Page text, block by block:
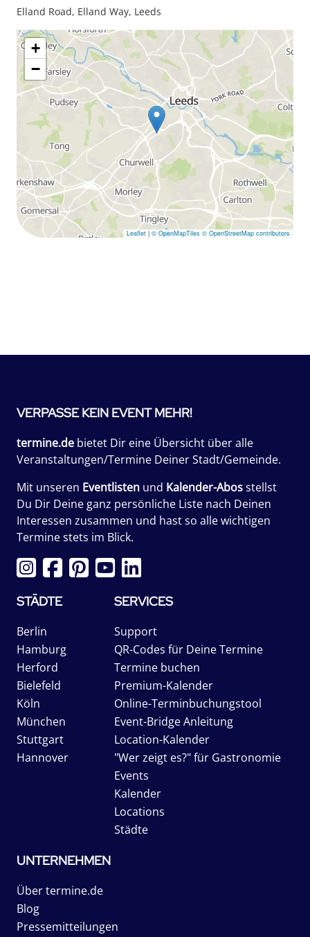
Elland Road, Elland Way, Leeds
+
−
Leaflet | © OpenMapTiles © OpenStreetMap contributors
VERPASSE KEIN EVENT MEHR!
termine.de bietet Dir eine Übersicht über alle
Veranstaltungen/Termine Deiner Stadt/Gemeinde.
Mit unseren Eventlisten und Kalender-Abosstellst
Du Dir Deine ganz persönliche Liste nach Deinen
Interessen zusammen und hast so alle wichtigen
Termine stets im Blick.
STÄDTE
Berlin
Hamburg
Herford
Bielefeld
Köln
München
Stuttgart
Hannover
SERVICES
Support
QR-Codes für Deine Termine
Termine buchen
Premium-Kalender
Online-Terminbuchungstool
Event-Bridge Anleitung
Location-Kalender
"Wer zeigt es?" für Gastronomie
Events
Kalender
Locations
Städte
UNTERNEHMEN
Über termine.de
Blog
Pressemitteilungen